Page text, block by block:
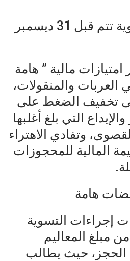
إلى كل عملية تسوية تتم قبل 31 ديسمبر
مالية ” هامة
العربات والمنقولات،
تخفيف الضغط على
التي بلغ أغلبها
وتفادي الاهتراء
المالية للمحجوزات
هامة
إجراءات التسوية
مبلغ المعاليم
الحجز، حيث يطالب